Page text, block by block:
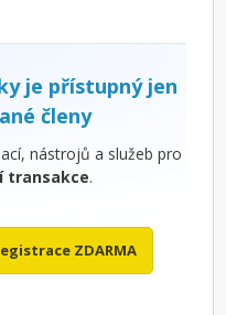
je přístupný jen
členy
nástrojů a služeb pro
transakce.
ZDARMA